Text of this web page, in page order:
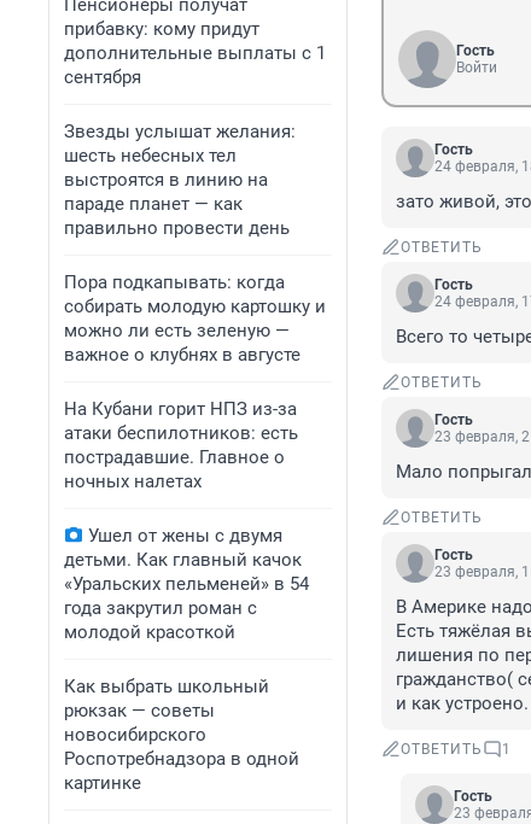
Пенсионеры получат
прибавку: кому придут
дополнительные выплаты с 1
сентября
Звезды услышат желания:
шесть небесных тел
выстроятся в линию на
параде планет — как
правильно провести день
Пора подкапывать: когда
собирать молодую картошку и
можно ли есть зеленую —
важное о клубнях в августе
На Кубани горит НПЗ из-за
атаки беспилотников: есть
пострадавшие. Главное о
ночных налетах
Ушел от жены с двумя
детьми. Как главный качок
«Уральских пельменей» в 54
года закрутил роман с
молодой красоткой
Как выбрать школьный
рюкзак — советы
новосибирского
Роспотребнадзора в одной
картинке
Гость
Войти
Гость
24 февраля,
зато живой,
ОТВЕТИТЬ
Гость
24 февраля,
Всего то
ОТВЕТИТЬ
Гость
23 февраля,
Мало
ОТВЕТИТЬ
Гость
23 февраля,
В Америке
Есть тяжёлая
лишения по
гражданство(
и как устроено.
ОТВЕТИТЬ 1
Гость
23